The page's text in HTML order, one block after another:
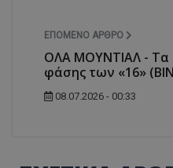
ΕΠΌΜΕΝΟ ΆΡΘΡΟ
ΟΛΑ ΜΟΥΝΤΙΑΛ - Τα
φάσης των «16»
08.07.2026 - 00:33